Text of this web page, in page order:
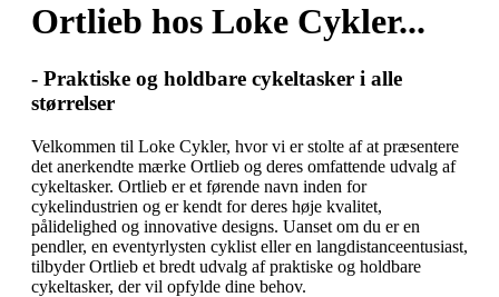
Ortlieb hos Loke Cykler...
- Praktiske og holdbare cykeltasker i alle
størrelser
Velkommen til Loke Cykler, hvor vi er stolte af at præsentere
det anerkendte mærke Ortlieb og deres omfattende udvalg af
cykeltasker. Ortlieb er et førende navn inden for
cykelindustrien og er kendt for deres høje kvalitet,
pålidelighed og innovative designs. Uanset om du er en
pendler, en eventyrlysten cyklist eller en langdistanceentusiast,
tilbyder Ortlieb et bredt udvalg af praktiske og holdbare
cykeltasker, der vil opfylde dine behov.